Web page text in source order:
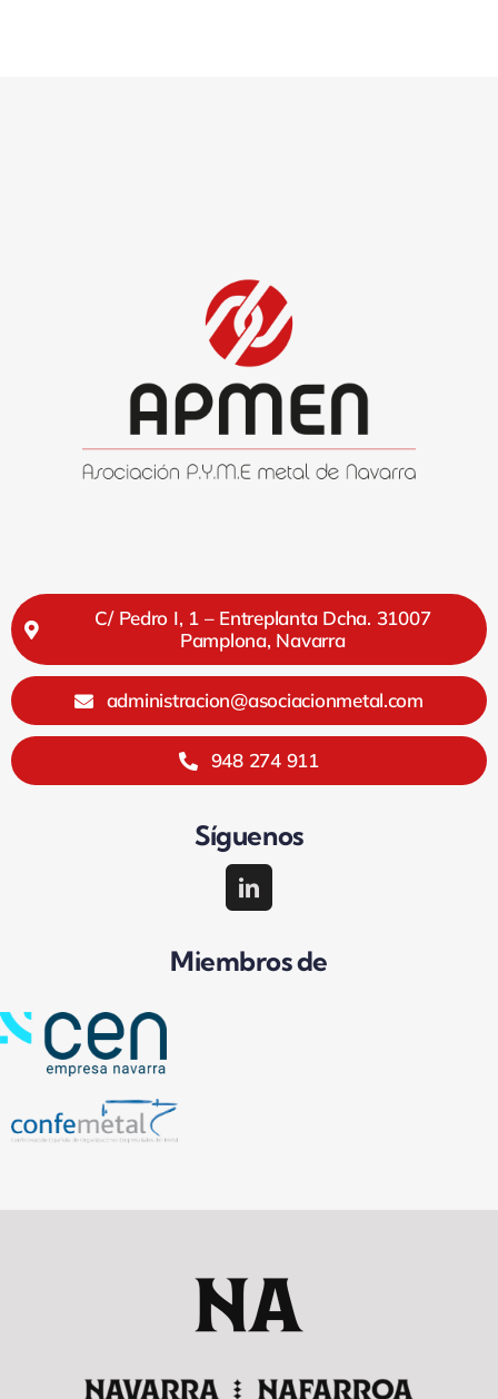
C/ Pedro I, 1 – Entreplanta Dcha. 31007
Pamplona, Navarra
administracion@asociacionmetal.com
948 274 911
Síguenos
Miembros de